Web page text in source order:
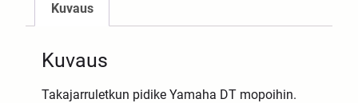
Kuvaus
Kuvaus
Takajarruletkun pidike Yamaha DT mopoihin.